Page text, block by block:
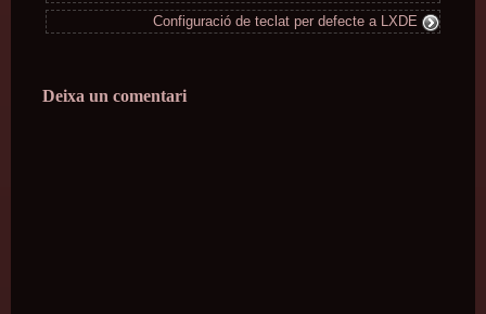
Configuració de teclat per defecte a LXDE
Deixa un comentari